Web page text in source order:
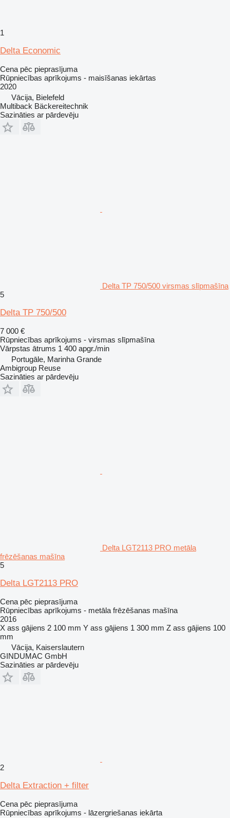
1
Delta Economic
Cena pēc pieprasījuma
Rūpniecības aprīkojums - maisīšanas iekārtas
2020
Vācija, Bielefeld
Multiback Bäckereitechnik
Sazināties ar pārdevēju
Delta TP 750/500 virsmas slīpmašīna
5
Delta TP 750/500
7 000 €
Rūpniecības aprīkojums - virsmas slīpmašīna
Vārpstas ātrums 1 400 apgr./min
Portugāle, Marinha Grande
Ambigroup Reuse
Sazināties ar pārdevēju
Delta LGT2113 PRO metāla
frēzēšanas mašīna
5
Delta LGT2113 PRO
Cena pēc pieprasījuma
Rūpniecības aprīkojums - metāla frēzēšanas mašīna
2016
X ass gājiens 2 100 mm Y ass gājiens 1 300 mm Z ass gājiens 100
mm
Vācija, Kaiserslautern
GINDUMAC GmbH
Sazināties ar pārdevēju
2
Delta Extraction + filter
Cena pēc pieprasījuma
Rūpniecības aprīkojums - lāzergriešanas iekārta